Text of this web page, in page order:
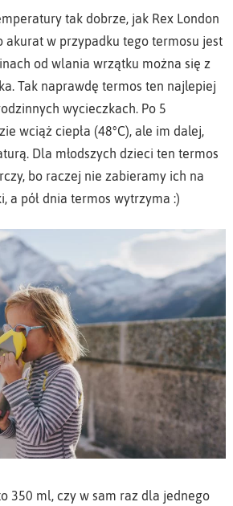
tak dobrze, jak Rex London
akurat w przypadku tego termosu jest
od wlania wrzątku można się z
Tak naprawdę termos ten najlepiej
wycieczkach. Po 5
wciąż ciepła (48°C), ale im dalej,
Dla młodszych dzieci ten termos
bo raczej nie zabieramy ich na
a pół dnia termos wytrzyma :)
350 ml, czy w sam raz dla jednego